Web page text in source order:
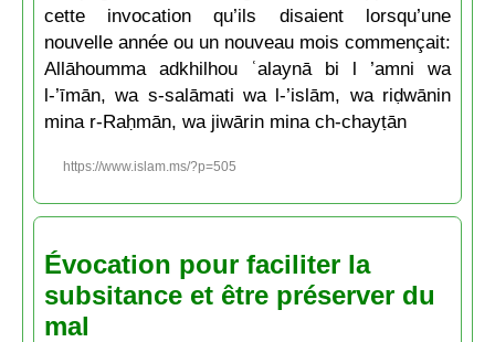
cette invocation qu’ils disaient lorsqu’une
nouvelle année ou un nouveau mois commençait:
Allāhoumma adkhilhou ʿalaynā bi l ’amni wa
l-’īmān, wa s-salāmati wa l-’islām, wa riḍwānin
mina r-Raḥmān, wa jiwārin mina ch-chayṭān
https://www.islam.ms/?p=505
Évocation pour faciliter la
subsitance et être préserver du
mal